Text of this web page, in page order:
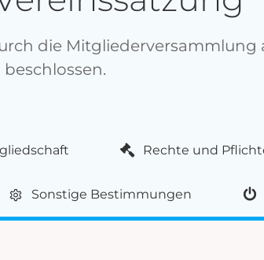
die Mitgliederversammlung
beschlossen.
Rechte und
Sonstige Bestimmungen